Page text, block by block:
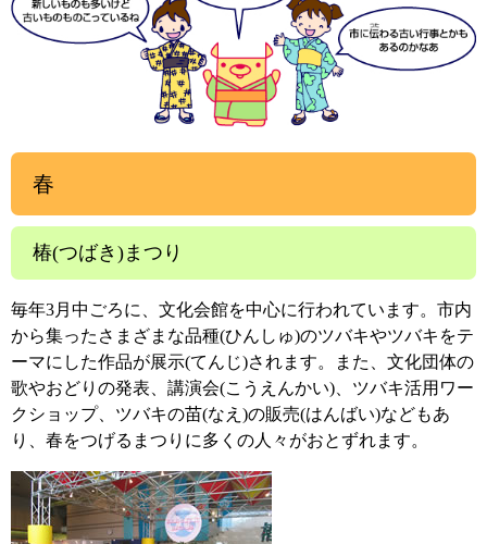
春
椿(つばき)まつり
毎年3月中ごろに、文化会館を中心に行われています。市内
から集ったさまざまな品種(ひんしゅ)のツバキやツバキをテ
ーマにした作品が展示(てんじ)されます。また、文化団体の
歌やおどりの発表、講演会(こうえんかい)、ツバキ活用ワー
クショップ、ツバキの苗(なえ)の販売(はんばい)などもあ
り、春をつげるまつりに多くの人々がおとずれます。